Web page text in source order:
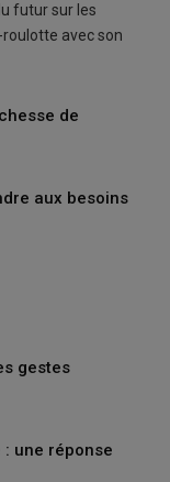
futur sur les
avec son
de
aux besoins
gestes
une réponse